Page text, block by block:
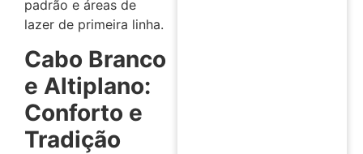
padrão e áreas de
lazer de primeira linha.
Cabo Branco
e Altiplano:
Conforto e
Tradição